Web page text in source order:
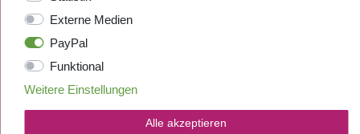
Externe Medien
PayPal
Funktional
Weitere Einstellungen
Alle akzeptieren